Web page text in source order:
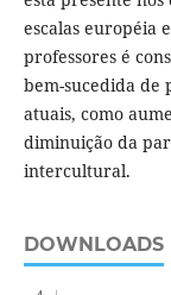
escalas européia
professores é
bem-sucedida de
atuais, como
diminuição da
intercultural.
DOWNLOADS